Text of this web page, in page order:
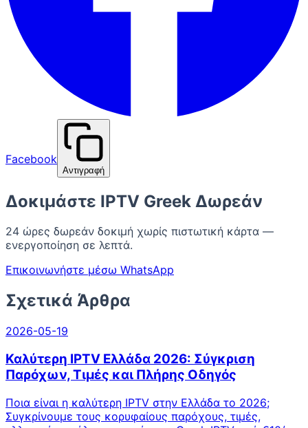
Facebook
Αντιγραφή
Δοκιμάστε IPTV Greek Δωρεάν
24 ώρες δωρεάν δοκιμή χωρίς πιστωτική κάρτα —
ενεργοποίηση σε λεπτά.
Επικοινωνήστε μέσω WhatsApp
Σχετικά Άρθρα
2026-05-19
Καλύτερη IPTV Ελλάδα 2026: Σύγκριση
Παρόχων, Τιμές και Πλήρης Οδηγός
Ποια είναι η καλύτερη IPTV στην Ελλάδα το 2026;
Συγκρίνουμε τους κορυφαίους παρόχους, τιμές,